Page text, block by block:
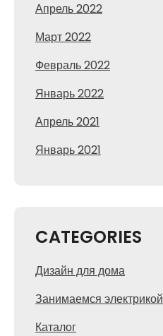
Апрель 2022
Март 2022
Февраль 2022
Январь 2022
Апрель 2021
Январь 2021
CATEGORIES
Дизайн для дома
Занимаемся электрикой
Каталог